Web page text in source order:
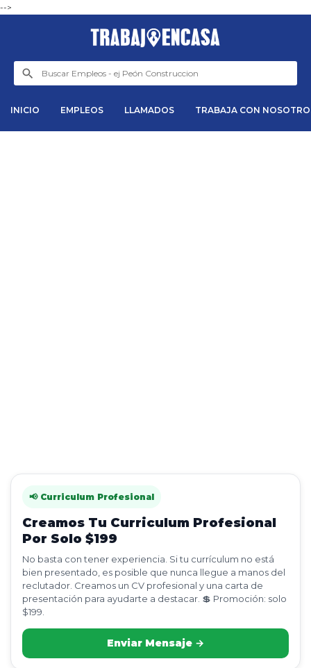
-->
INICIO EMPLEOS LLAMADOS TRABAJA CON
📢 Curriculum Profesional
Creamos Tu Curriculum Profesional
Por Solo $199
No basta con tener experiencia. Si tu currículum no está
bien presentado, es posible que nunca llegue a manos del
reclutador. Creamos un CV profesional y una carta de
presentación para ayudarte a destacar. 💲 Promoción: solo
$199.
Enviar Mensaje →